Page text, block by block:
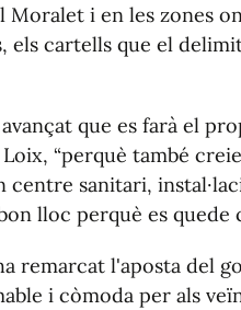
Moralet i en les zones
els cartells que el
que es farà el
“perquè també
centre sanitari,
lloc perquè es quede
remarcat l'aposta del
i còmoda per als